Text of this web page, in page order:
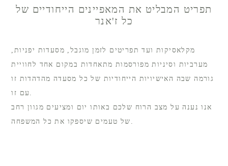
תפריט המבליט את המאפיינים הייחודיים של
כל ז'אנר
מקלאסיקות ועד תפריטים לזמן מוגבל, מסעדות יפניות,
מערביות וסיניות מפורסמות מתאחדות במקום אחד לחוויית
גורמה שבה האישיויות הייחודיות של כל מסעדה מהדהדות זו
עם זו.
אנו נענה על מצב הרוח שלכם באותו יום ומציעים מגוון רחב
של טעמים שיספקו את כל המשפחה.